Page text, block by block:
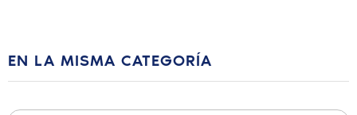
EN LA MISMA CATEGORÍA